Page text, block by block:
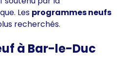
Les programmes neufs
recherchés.
à Bar-le-Duc